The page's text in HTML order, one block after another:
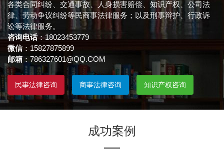
各类合同纠纷、交通事故、人身损害赔偿、知识产权、公司法
律、劳动争议纠纷等民商事法律服务；以及刑事辩护、行政诉
讼等法律服务。
咨询电话：18023453779
微信：15827875899
邮箱 ：786327601@QQ.COM
民事法律咨询 商事法律咨询 知识产权咨询
成功案例